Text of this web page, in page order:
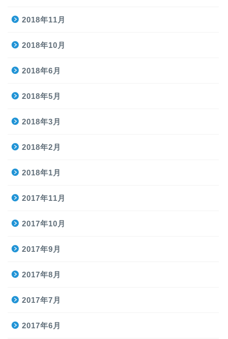
2018年11月
2018年10月
2018年6月
2018年5月
2018年3月
2018年2月
2018年1月
2017年11月
2017年10月
2017年9月
2017年8月
2017年7月
2017年6月